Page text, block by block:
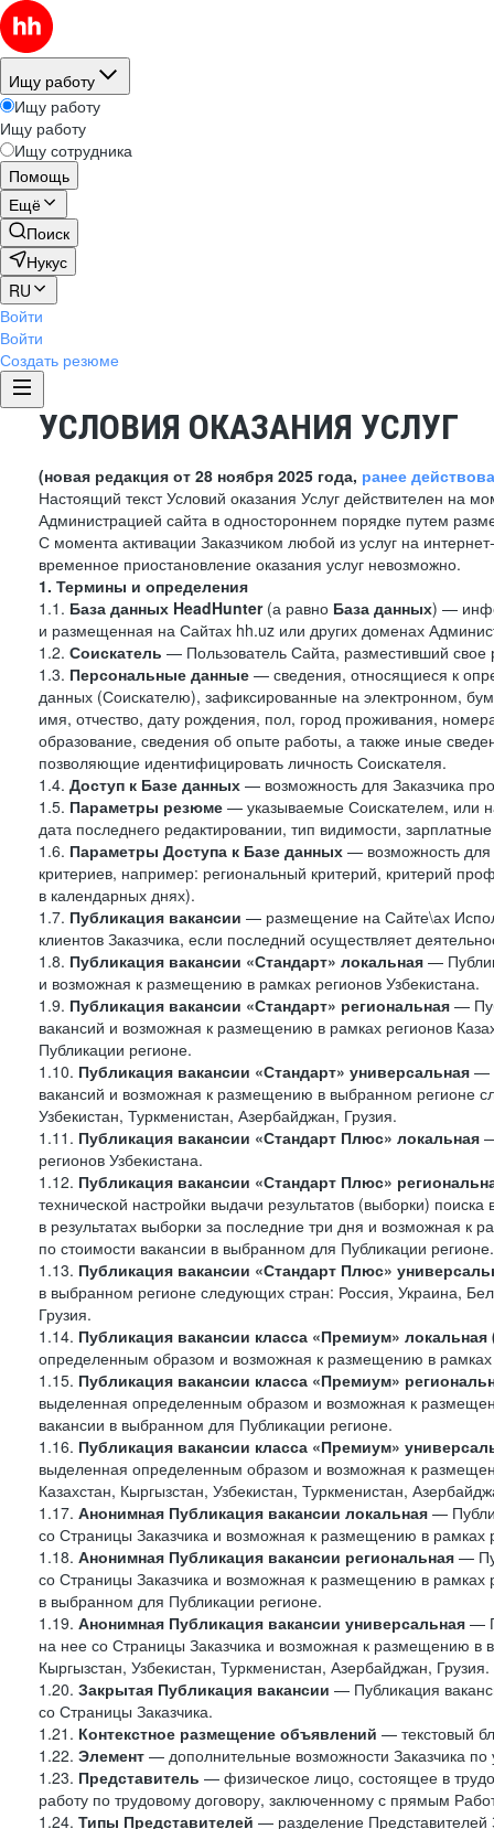
Ищу работу
Ищу работу
Ищу работу
Ищу сотрудника
Помощь
Ещё
Поиск
Нукус
RU
Войти
Войти
Создать резюме
УСЛОВИЯ ОКАЗАНИЯ УСЛУГ
(новая редакция от 28 ноября 2025 года, ранее
Настоящий текст Условий оказания Услуг действителен на
Администрацией сайта в одностороннем порядке путем
С момента активации Заказчиком любой из услуг на
временное приостановление оказания услуг невозможно.
1. Термины и определения
1.1. База данных HeadHunter(а равно База данных) —
и размещенная на Сайтах hh.uz или других доменах
1.2. Соискатель — Пользователь Сайта, разместивший
1.3. Персональные данные — сведения, относящиеся к
данных (Соискателю), зафиксированные на электронном,
имя, отчество, дату рождения, пол, город проживания,
образование, сведения об опыте работы, а также иные
позволяющие идентифицировать личность Соискателя.
1.4. Доступ к Базе данных — возможность для Заказчика
1.5. Параметры резюме — указываемые Соискателем, или
дата последнего редактировании, тип видимости,
1.6. Параметры Доступа к Базе данных — возможность
критериев, например: региональный критерий, критерий
в календарных днях).
1.7. Публикация вакансии — размещение на Сайте\ах
клиентов Заказчика, если последний осуществляет
1.8. Публикация вакансии «Стандарт» локальная —
и возможная к размещению в рамках регионов Узбекистана.
1.9. Публикация вакансии «Стандарт» региональная —
вакансий и возможная к размещению в рамках регионов
Публикации регионе.
1.10. Публикация вакансии «Стандарт» универсальная —
вакансий и возможная к размещению в выбранном регионе
Узбекистан, Туркменистан, Азербайджан, Грузия.
1.11. Публикация вакансии «Стандарт Плюс» локальная
регионов Узбекистана.
1.12. Публикация вакансии «Стандарт Плюс»
технической настройки выдачи результатов (выборки)
в результатах выборки за последние три дня и возможная к
по стоимости вакансии в выбранном для Публикации регионе.
1.13. Публикация вакансии «Стандарт Плюс»
в выбранном регионе следующих стран: Россия, Украина,
Грузия.
1.14. Публикация вакансии класса «Премиум»
определенным образом и возможная к размещению в рамках
1.15. Публикация вакансии класса «Премиум»
выделенная определенным образом и возможная к
вакансии в выбранном для Публикации регионе.
1.16. Публикация вакансии класса «Премиум»
выделенная определенным образом и возможная к
Казахстан, Кыргызстан, Узбекистан, Туркменистан,
1.17. Анонимная Публикация вакансии локальная —
со Страницы Заказчика и возможная к размещению в рамках
1.18. Анонимная Публикация вакансии региональная —
со Страницы Заказчика и возможная к размещению в рамках
в выбранном для Публикации регионе.
1.19. Анонимная Публикация вакансии универсальная —
на нее со Страницы Заказчика и возможная к размещению в
Кыргызстан, Узбекистан, Туркменистан, Азербайджан, Грузия.
1.20. Закрытая Публикация вакансии — Публикация
со Страницы Заказчика.
1.21. Контекстное размещение объявлений — текстовый
1.22. Элемент — дополнительные возможности Заказчика
1.23. Представитель — физическое лицо, состоящее в
работу по трудовому договору, заключенному с прямым
1.24. Типы Представителей — разделение Представителей